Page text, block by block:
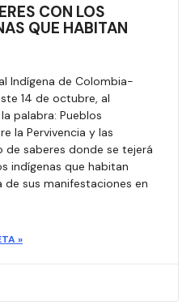
CON LOS
QUE HABITAN
Indígena de Colombia-
14 de octubre, al
palabra: Pueblos
la Pervivencia y las
de saberes donde se tejerá
indígenas que habitan
sus manifestaciones en
»